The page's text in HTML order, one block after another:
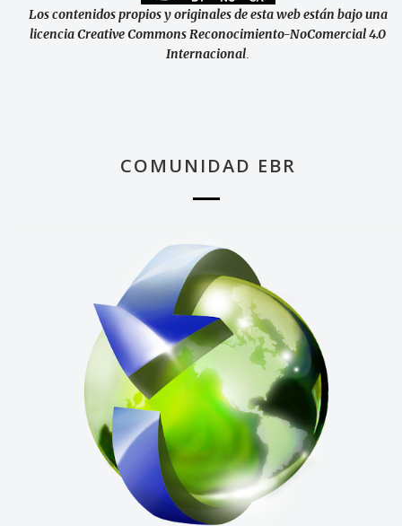
Los contenidos propios y originales de esta web están bajo una
licencia Creative Commons Reconocimiento-NoComercial 4.0
Internacional
COMUNIDAD EBR